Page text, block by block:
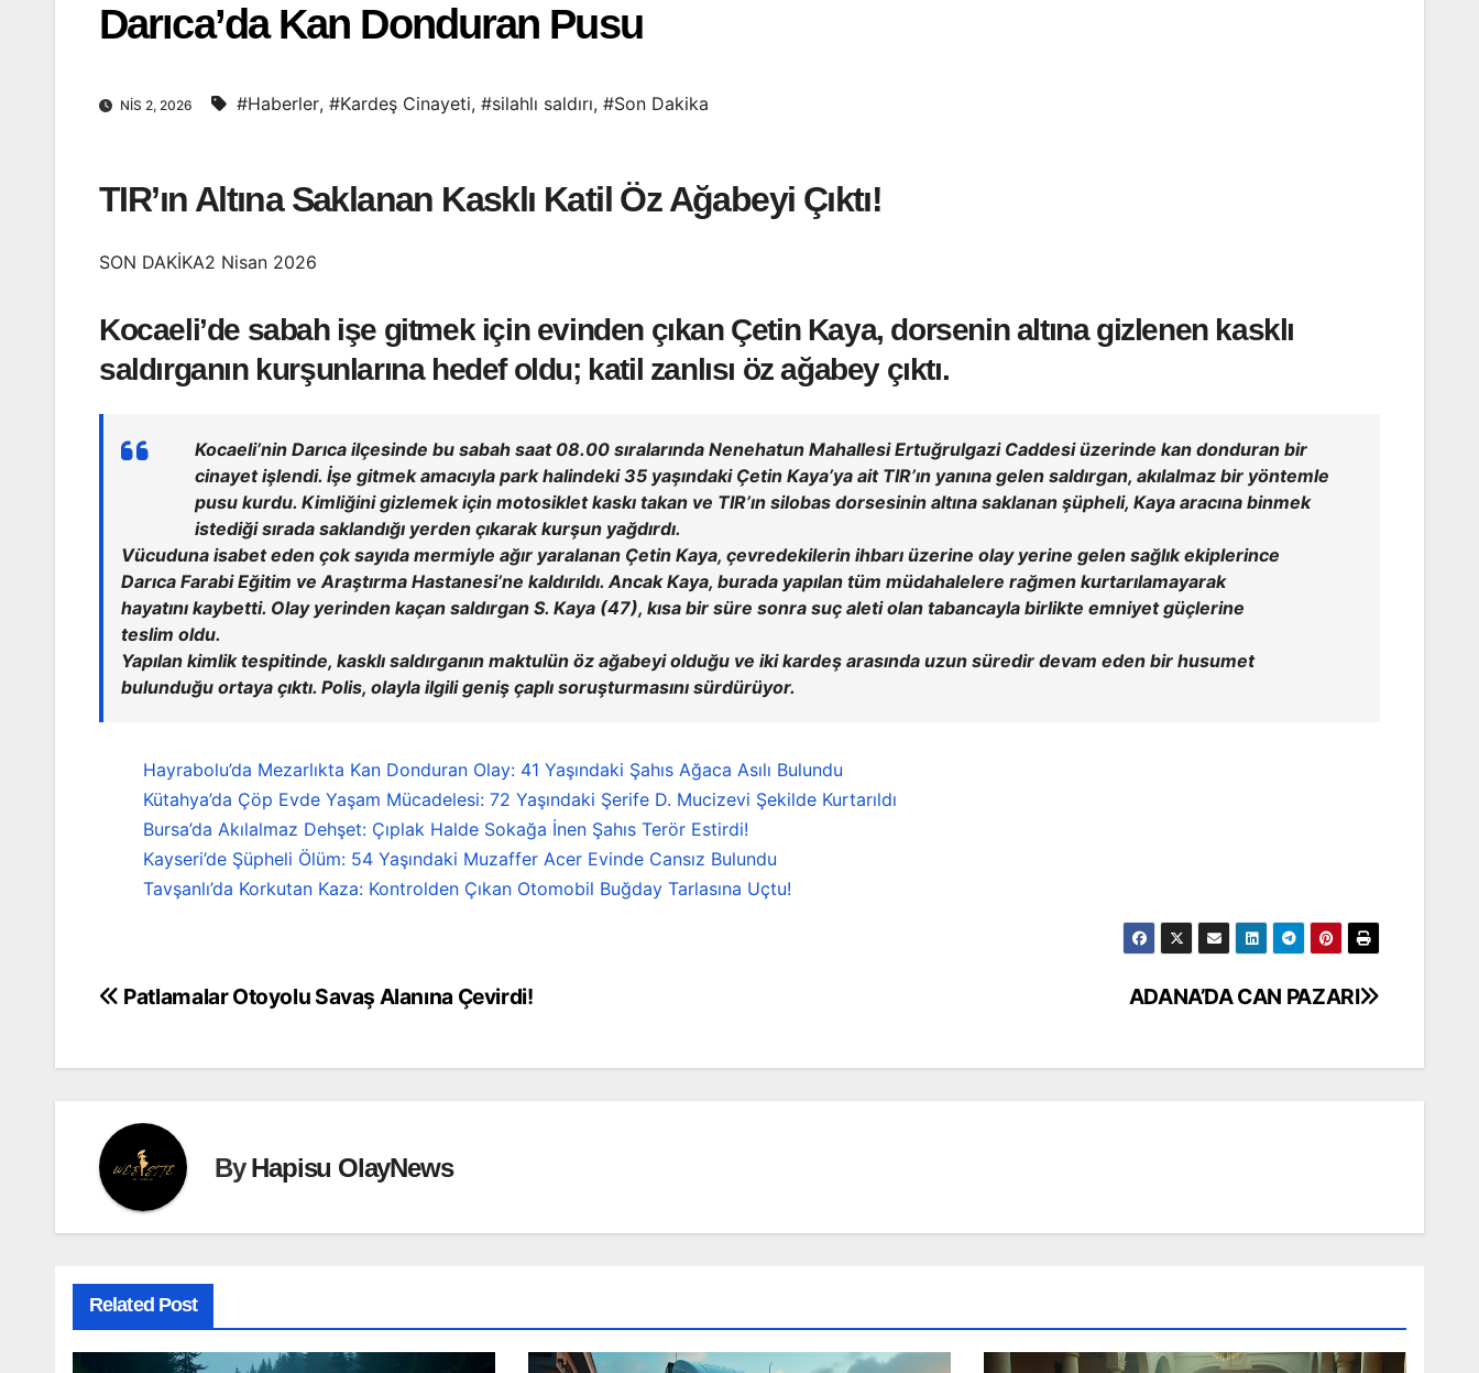
Darıca’da Kan Donduran Pusu
NIS 2, 2026 #Haberler, #Kardeş Cinayeti, #silahlı saldırı, #Son Dakika
TIR’ın Altına Saklanan Kasklı Katil Öz Ağabeyi Çıktı!
SON DAKİKA2 Nisan 2026
Kocaeli’de sabah işe gitmek için evinden çıkan Çetin Kaya, dorsenin altına gizlenen kasklı
saldırganın kurşunlarına hedef oldu; katil zanlısı öz ağabey çıktı.
Kocaeli’nin Darıca ilçesinde bu sabah saat 08.00 sıralarında Nenehatun Mahallesi Ertuğrulgazi Caddesi üzerinde kan donduran bir
cinayet işlendi. İşe gitmek amacıyla park halindeki 35 yaşındaki Çetin Kaya’ya ait TIR’ın yanına gelen saldırgan, akılalmaz bir yöntemle
pusu kurdu. Kimliğini gizlemek için motosiklet kaskı takan ve TIR’ın silobas dorsesinin altına saklanan şüpheli, Kaya aracına binmek
istediği sırada saklandığı yerden çıkarak kurşun yağdırdı.
Vücuduna isabet eden çok sayıda mermiyle ağır yaralanan Çetin Kaya, çevredekilerin ihbarı üzerine olay yerine gelen sağlık ekiplerince
Darıca Farabi Eğitim ve Araştırma Hastanesi’ne kaldırıldı. Ancak Kaya, burada yapılan tüm müdahalelere rağmen kurtarılamayarak
hayatını kaybetti. Olay yerinden kaçan saldırgan S. Kaya (47), kısa bir süre sonra suç aleti olan tabancayla birlikte emniyet güçlerine
teslim oldu.
Yapılan kimlik tespitinde, kasklı saldırganın maktulün öz ağabeyi olduğu ve iki kardeş arasında uzun süredir devam eden bir husumet
bulunduğu ortaya çıktı. Polis, olayla ilgili geniş çaplı soruşturmasını sürdürüyor.
Hayrabolu’da Mezarlıkta Kan Donduran Olay: 41 Yaşındaki Şahıs Ağaca Asılı Bulundu
Kütahya’da Çöp Evde Yaşam Mücadelesi: 72 Yaşındaki Şerife D. Mucizevi Şekilde Kurtarıldı
Bursa’da Akılalmaz Dehşet: Çıplak Halde Sokağa İnen Şahıs Terör Estirdi!
Kayseri’de Şüpheli Ölüm: 54 Yaşındaki Muzaffer Acer Evinde Cansız Bulundu
Tavşanlı’da Korkutan Kaza: Kontrolden Çıkan Otomobil Buğday Tarlasına Uçtu!
Yazı
ADANA’DA CAN PAZARI
Patlamalar Otoyolu Savaş Alanına Çevirdi!
ByHapisu OlayNews
Related Post